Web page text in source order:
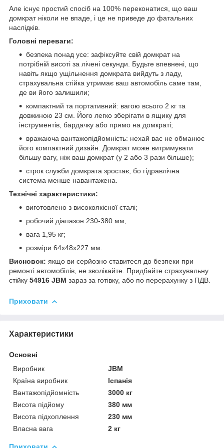
Але існує простий спосіб на 100% переконатися, що ваш
домкрат ніколи не впаде, і це не приведе до фатальних
наслідків.
Головні переваги:
безпека понад усе: зафіксуйте свій домкрат на
потрібній висоті за лічені секунди. Будьте впевнені, що
навіть якщо ущільнення домкрата вийдуть з ладу,
страхувальна стійка утримає ваш автомобіль саме там,
де ви його залишили;
компактний та портативний: вагою всього 2 кг та
довжиною 23 см. Його легко зберігати в ящику для
інструментів, бардачку або прямо на домкраті;
вражаюча вантажопідйомність: нехай вас не обманює
його компактний дизайн. Домкрат може витримувати
більшу вагу, ніж ваш домкрат (у 2 або 3 рази більше);
строк служби домкрата зростає, бо гідравлічна
система менше навантажена.
Технічні характеристики:
виготовлено з високоякісної сталі;
робочий діапазон 230-380 мм;
вага 1,95 кг;
розміри 64x48x227 мм.
Висновок: якщо ви серйозно ставитеся до безпеки при
ремонті автомобілів, не зволікайте. Придбайте страхувальну
стійку 54916 JBM зараз за готівку, або по перерахунку з ПДВ.
Приховати
Характеристики
Основні
Виробник
JBM
Країна виробник
Іспанія
Вантажопідйомність
3000 кг
Висота підйому
380 мм
Висота підхоплення
230 мм
Власна вага
2 кг
Приховати